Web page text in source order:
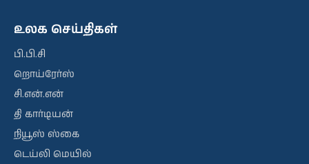
உலக செய்திகள்
பி.பி.சி
றொய்ரேர்ஸ்
சி.என்.என்
தி கார்டியன்
நியூஸ் ஸ்கை
டெய்லி மெயில்